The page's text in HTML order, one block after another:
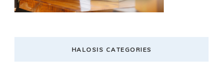
HALOSIS CATEGORIES